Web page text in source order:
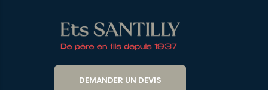
DEMANDER UN DEVIS